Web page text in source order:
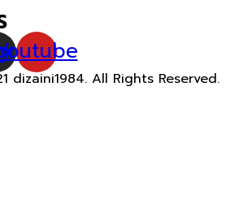
dizaini1984. All Rights Reserved.